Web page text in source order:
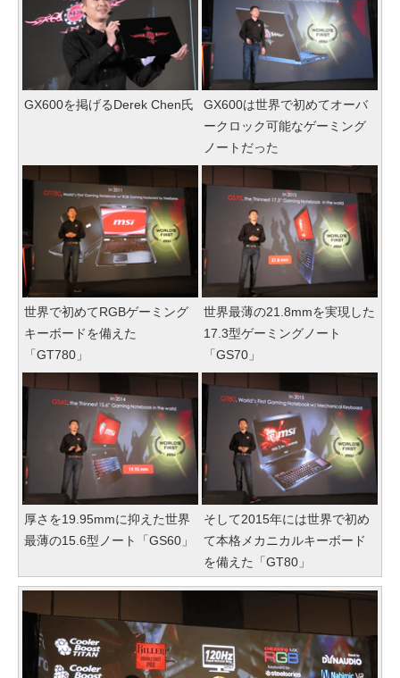
GX600を掲げるDerek Chen氏
GX600は世界で初めてオーバ
ークロック可能なゲーミング
ノートだった
世界で初めてRGBゲーミング
キーボードを備えた
「GT780」
世界最薄の21.8mmを実現した
17.3型ゲーミングノート
「GS70」
厚さを19.95mmに抑えた世界
最薄の15.6型ノート「GS60」
そして2015年には世界で初め
て本格メカニカルキーボード
を備えた「GT80」